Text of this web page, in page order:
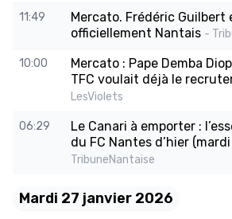
11:49
Mercato. Frédéric Guilbert
officiellement Nantais -
10:00
Mercato : Pape Demba
TFC voulait déjà le
LesViolets
06:29
Le Canari à emporter :
du FC Nantes d’hier
TribuneNantaise
Mardi 27 janvier 2026